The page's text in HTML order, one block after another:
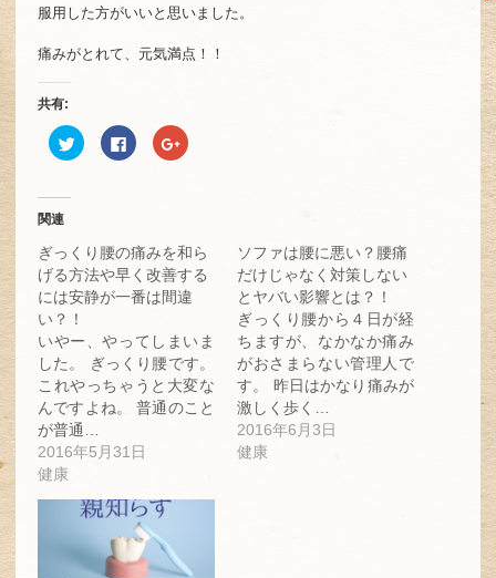
服用した方がいいと思いました。
痛みがとれて、元気満点！！
共有:
ク
リ
共
有
(新
し
い
ウ
ィ
ン
ド
で
開
き
ま
す)
Facebook
で
ク
リ
ッ
ク
し
だ
さ
い
(新
し
い
ウ
ン
ド
開
き
ま
す)
ク
リ
共
有
(新
し
い
ン
ド
ウ
で
開
き
ま
関連
ぎっくり腰の痛みを和ら
げる方法や早く改善する
には安静が一番は間違
い？！
いやー、やってしまいま
した。 ぎっくり腰です。
これやっちゃうと大変な
んですよね。 普通のこと
が普通…
2016年5月31日
健康
ソファは腰に悪い？腰痛
だけじゃなく対策しない
とヤバい影響とは？！
ぎっくり腰から４日が経
ちますが、なかなか痛み
がおさまらない管理人で
す。 昨日はかなり痛みが
激しく歩く…
2016年6月3日
健康